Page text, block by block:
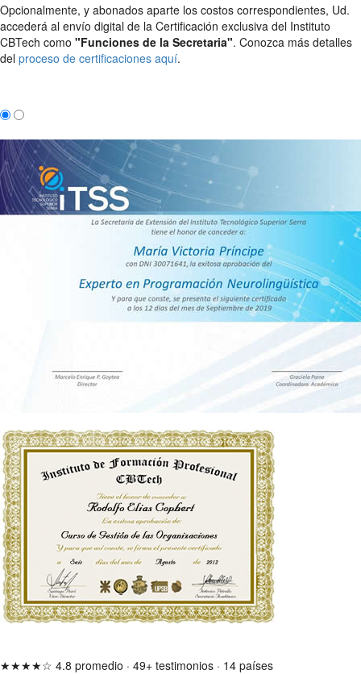
Opcionalmente, y abonados aparte los costos correspondientes, Ud.
accederá al envío digital de la Certificación exclusiva del Instituto
CBTech como "Funciones de la Secretaria". Conozca más detalles
del proceso de certificaciones aquí.
★★★★☆ 4.8 promedio · 49+ testimonios · 14 países